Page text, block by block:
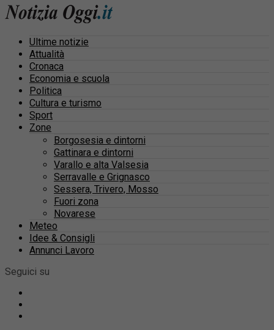
Ultime notizie
Attualità
Cronaca
Economia e scuola
Politica
Cultura e turismo
Sport
Zone
Borgosesia e dintorni
Gattinara e dintorni
Varallo e alta Valsesia
Serravalle e Grignasco
Sessera, Trivero, Mosso
Fuori zona
Novarese
Meteo
Idee & Consigli
Annunci Lavoro
Seguici su